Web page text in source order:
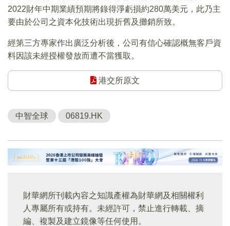
2022財年中期業績預期將錄得淨虧損約280萬美元，此乃主
要由於公司之資本化技術出現折舊及攤銷所致。
經第三方專家作出廣泛分析後，公司有信心確認概無客戶資
料因該未經授權發放而遭不當獲取。
港交所原文
中智全球 06819.HK
財華網所刊載內容之知識產權為財華網及相關權利
人專屬所有或持有。未經許可，禁止進行轉載、摘
編、複製及建立鏡像等任何使用。